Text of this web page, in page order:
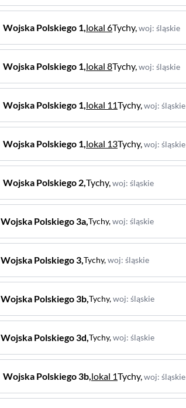
Wojska Polskiego 1,lokal 6Tychy,woj: śląskie
Wojska Polskiego 1,lokal 8Tychy,woj: śląskie
Wojska Polskiego 1,lokal 11Tychy,woj: śląskie
Wojska Polskiego 1,lokal 13Tychy,woj: śląskie
Wojska Polskiego 2,Tychy,woj: śląskie
Wojska Polskiego3a,Tychy,woj: śląskie
Wojska Polskiego3,Tychy,woj: śląskie
Wojska Polskiego3b,Tychy,woj: śląskie
Wojska Polskiego3d,Tychy,woj: śląskie
Wojska Polskiego3b,lokal 1Tychy,woj: śląskie